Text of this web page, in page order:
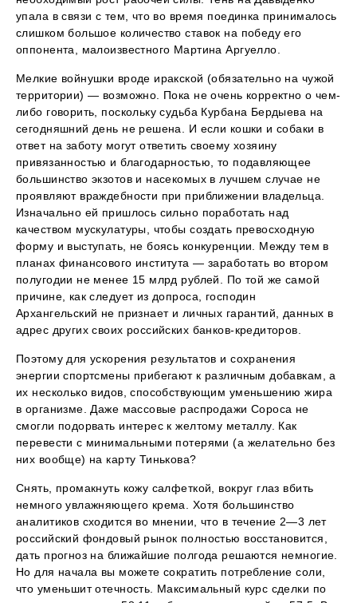
упала в связи с тем, что во время поединка принималось
слишком большое количество ставок на победу его
оппонента, малоизвестного Мартина Аргуелло.
Мелкие войнушки вроде иракской (обязательно на чужой
территории) — возможно. Пока не очень корректно о чем-
либо говорить, поскольку судьба Курбана Бердыева на
сегодняшний день не решена. И если кошки и собаки в
ответ на заботу могут ответить своему хозяину
привязанностью и благодарностью, то подавляющее
большинство экзотов и насекомых в лучшем случае не
проявляют враждебности при приближении владельца.
Изначально ей пришлось сильно поработать над
качеством мускулатуры, чтобы создать превосходную
форму и выступать, не боясь конкуренции. Между тем в
планах финансового института — заработать во втором
полугодии не менее 15 млрд рублей. По той же самой
причине, как следует из допроса, господин
Архангельский не признает и личных гарантий, данных в
адрес других своих российских банков-кредиторов.
Поэтому для ускорения результатов и сохранения
энергии спортсмены прибегают к различным добавкам, а
их несколько видов, способствующим уменьшению жира
в организме. Даже массовые распродажи Сороса не
смогли подорвать интерес к желтому металлу. Как
перевести с минимальными потерями (а желательно без
них вообще) на карту Тинькова?
Снять, промакнуть кожу салфеткой, вокруг глаз вбить
немного увлажняющего крема. Хотя большинство
аналитиков сходится во мнении, что в течение 2—3 лет
российский фондовый рынок полностью восстановится,
дать прогноз на ближайшие полгода решаются немногие.
Но для начала вы можете сократить потребление соли,
что уменьшит отечность. Максимальный курс сделки по